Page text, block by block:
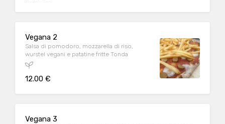
Vegana 2
Salsa di pomodoro, mozzarella di riso,
wurstel vegani e patatine fritte Tonda
12.00 €
Vegana 3